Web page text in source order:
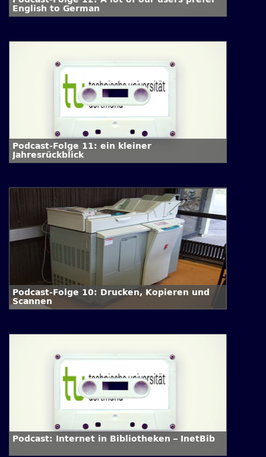
English to German
Podcast-Folge 11: ein kleiner
Jahresrückblick
Podcast-Folge 10: Drucken, Kopieren und
Scannen
Podcast: Internet in Bibliotheken – InetBib